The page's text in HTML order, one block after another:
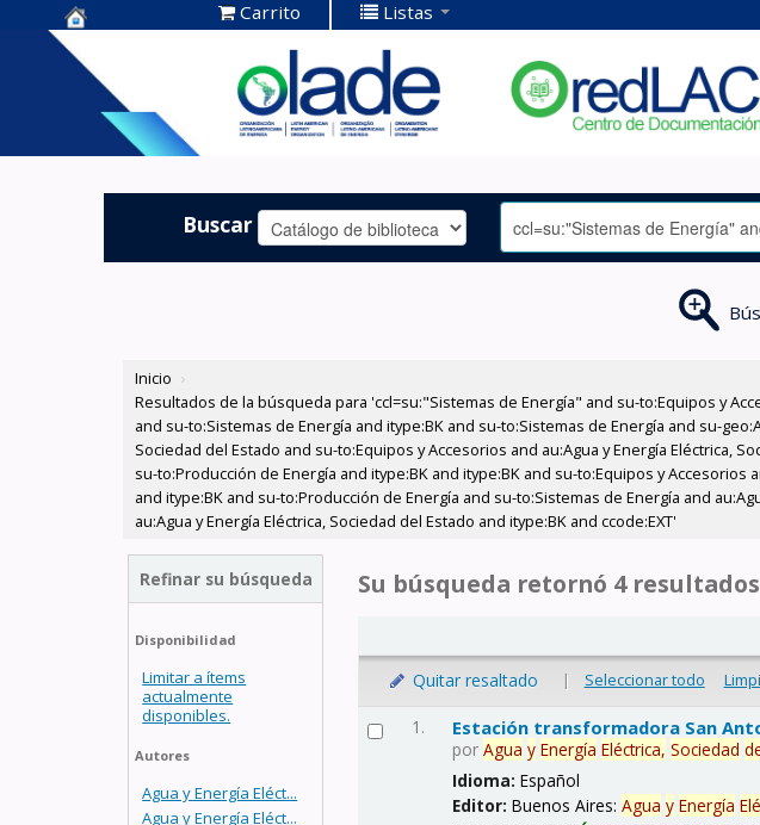
Centro de
Documentación
OLADE -
Carrito Listas
Buscar
Inicio ›
Resultados de la búsqueda para 'ccl=su:"Sistemas de Energía" and su-to:Equipos y
and su-to:Sistemas de Energía and itype:BK and su-to:Sistemas de Energía and su-
Sociedad del Estado and su-to:Equipos y Accesorios and au:Agua y Energía Eléctrica,
su-to:Producción de Energía and itype:BK and itype:BK and su-to:Equipos y Accesorios
and itype:BK and su-to:Producción de Energía and su-to:Sistemas de Energía and
au:Agua y Energía Eléctrica, Sociedad del Estado and itype:BK and ccode:EXT'
Refinar su búsqueda
Disponibilidad
Limitar a ítems
actualmente
disponibles.
Autores
Agua y Energía Eléct...
Agua y Energía Eléct...
Su búsqueda retornó 4
Quitar resaltado | Seleccionar todo
1. Estación transformadora San
porAgua y Energía Eléctrica, Sociedad
Idioma:Español
Editor:Buenos Aires:Agua y Energía